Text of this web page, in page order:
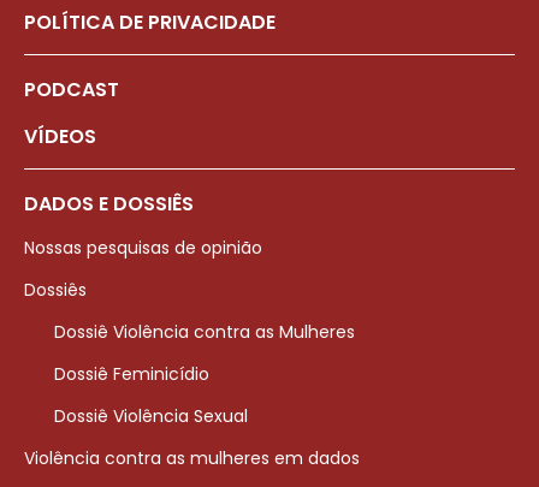
POLÍTICA DE PRIVACIDADE
PODCAST
VÍDEOS
DADOS E DOSSIÊS
Nossas pesquisas de opinião
Dossiês
Dossiê Violência contra as Mulheres
Dossiê Feminicídio
Dossiê Violência Sexual
Violência contra as mulheres em dados